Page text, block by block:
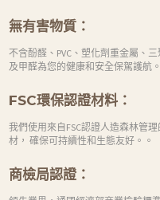
無有害物質：
不含酚醛、PVC、塑化劑重金屬、
及甲醛為您的健康和安全保駕護航。
FSC環保認證材料：
我們使用來自FSC認證人造森林管理
材， 確保可持續性和生態友好。。
商檢局認證：